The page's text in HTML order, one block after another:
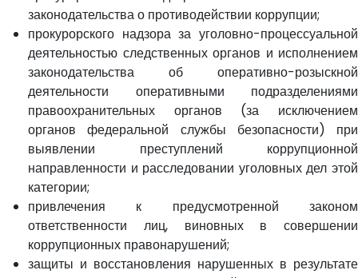
законодательства о противодействии коррупции;
прокурорского надзора за уголовно-процессуальной
деятельностью следственных органов и исполнением
законодательства об оперативно-розыскной
деятельности оперативными подразделениями
правоохранительных органов (за исключением
органов федеральной службы безопасности) при
выявлении преступлений коррупционной
направленности и расследовании уголовных дел этой
категории;
привлечения к предусмотренной законом
ответственности лиц, виновных в совершении
коррупционных правонарушений;
защиты и восстановления нарушенных в результате